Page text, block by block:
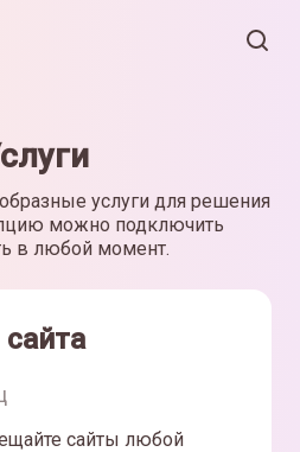
услуги для решения
можно подключить
в любой момент.
сайты любой